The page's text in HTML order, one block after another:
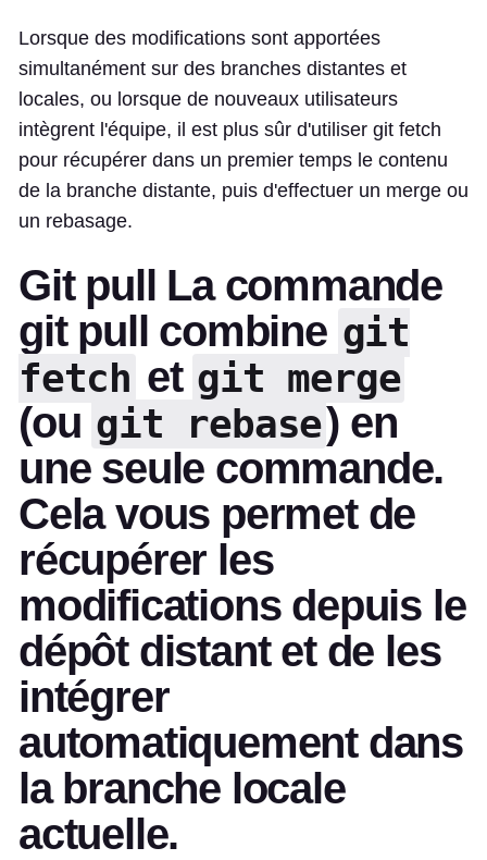
Lorsque des modifications sont apportées
simultanément sur des branches distantes et
locales, ou lorsque de nouveaux utilisateurs
intègrent l'équipe, il est plus sûr d'utiliser git fetch
pour récupérer dans un premier temps le contenu
de la branche distante, puis d'effectuer un merge ou
un rebasage.
Git pull La commande
git pull combine git
fetch et git merge
(ou git rebase) en
une seule commande.
Cela vous permet de
récupérer les
modifications depuis le
dépôt distant et de les
intégrer
automatiquement dans
la branche locale
actuelle.